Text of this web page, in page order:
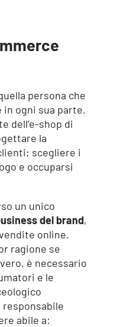
persona che
ogni sua parte.
dell’e-shop di
la
scegliere i
e occuparsi
un unico
del brand,
online.
ragione se
è necessario
e le
responsabile
abile a: